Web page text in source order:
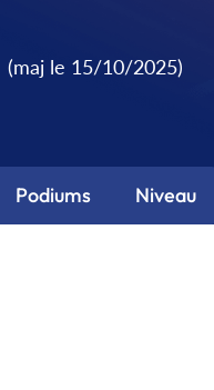
(maj le 15/10/2025)
Podiums Niveau